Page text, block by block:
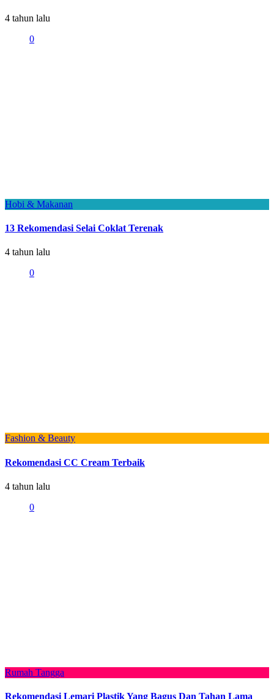
4 tahun lalu
0
Hobi & Makanan
13 Rekomendasi Selai Coklat Terenak
4 tahun lalu
0
Fashion & Beauty
Rekomendasi CC Cream Terbaik
4 tahun lalu
0
Rumah Tangga
Rekomendasi Lemari Plastik Yang Bagus Dan Tahan Lama